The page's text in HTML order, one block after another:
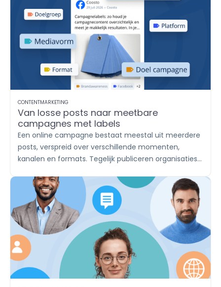
onder een socialmediapost en weer een ander
plaatst een review. MetEngagebreng je alle
berichten samen, verdeel je het werk onder teams
en help je klanten met een duidelijk en consistent
CONTENTMARKETING
Van losse posts naar meetbare
campagnes met labels
Een online campagne bestaat meestal uit meerdere
posts, verspreid over verschillende momenten,
kanalen en formats. Tegelijk publiceren organisaties
inhakers, vacatures en klantverhalen. Met labels
breng je die content onder in herkenbare groepen. Zo
houd je inPublish overzicht en zie je in
Report
afzonderlijk wat iedere campagne of ieder
contentthema oplevert.